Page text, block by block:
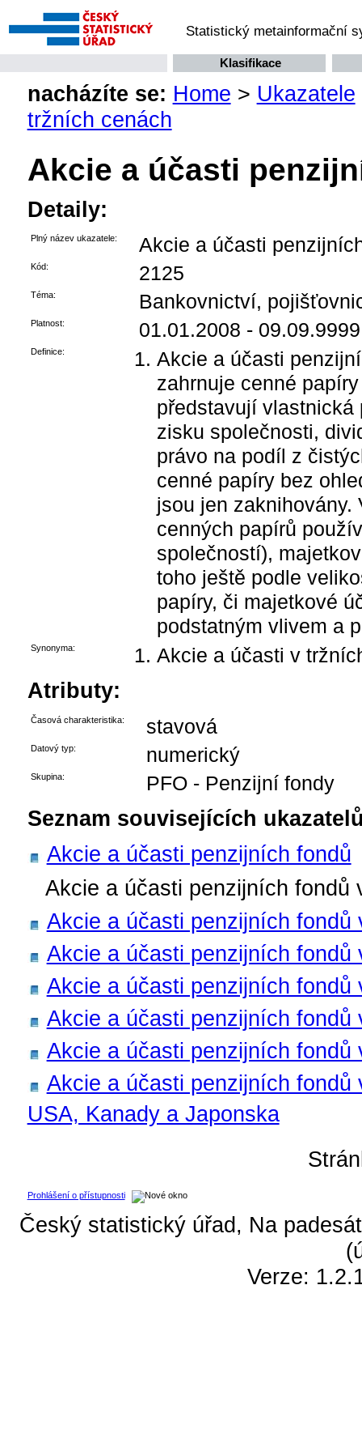
Statistický metainformační
Klasifikace
nacházíte se: Home > Ukazatele
tržních cenách
Akcie a účasti
Detaily:
Plný název ukazatele: Akcie a účasti
Kód: 2125
Téma: Bankovnictví,
Platnost: 01.01.2008 - 09.09.9999
Definice:
Akcie a účasti
zahrnuje cenné
představují vlastnická
zisku společnosti,
právo na podíl z
cenné papíry bez
jsou jen
cenných papírů
společností),
toho ještě podle
papíry, či majetkové
podstatným vlivem a
Synonyma: Akcie a účasti v
Atributy:
Časová charakteristika: stavová
Datový typ: numerický
Skupina: PFO - Penzijní fondy
Seznam souvisejících
Akcie a účasti penzijních fondů
Akcie a účasti penzijních fondů
Akcie a účasti penzijních
Akcie a účasti penzijních
Akcie a účasti penzijních
Akcie a účasti penzijních
Akcie a účasti penzijních
Akcie a účasti penzijních
USA, Kanady a Japonska
Prohlášení o přístupnosti
Český statistický úřad, Na
Verze: